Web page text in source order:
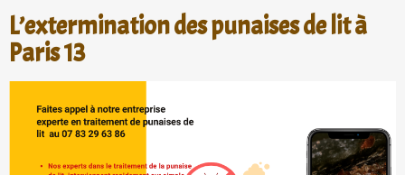
L’extermination des punaises de lit à
Paris 13